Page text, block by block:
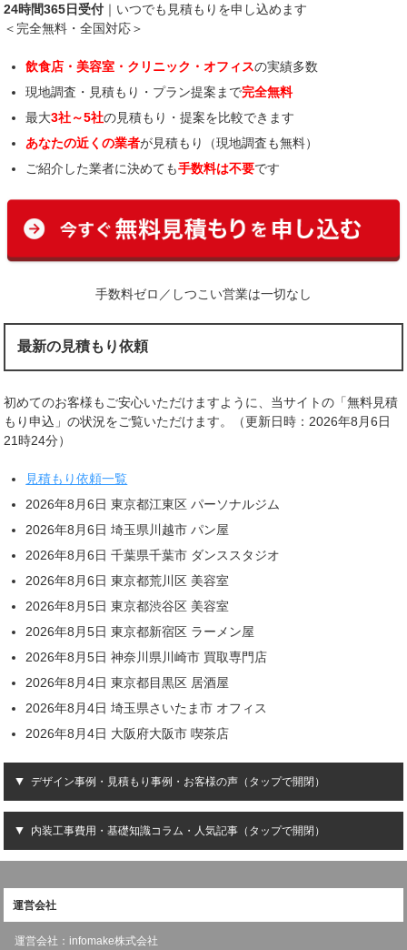
24時間365日受付 ｜いつでも見積もりを申し込めます
＜完全無料・全国対応＞
飲食店・美容室・クリニック・オフィスの実績多数
現地調査・見積もり・プラン提案まで完全無料
最大3社～5社の見積もり・提案を比較できます
あなたの近くの業者が見積もり（現地調査も無料）
ご紹介した業者に決めても手数料は不要です
手数料ゼロ／しつこい営業は一切なし
最新の見積もり依頼
初めてのお客様もご安心いただけますように、当サイトの「無料見積
もり申込」の状況をご覧いただけます。（更新日時：2026年8月6日
21時24分）
見積もり依頼一覧
2026年8月6日 東京都江東区 パーソナルジム
2026年8月6日 埼玉県川越市 パン屋
2026年8月6日 千葉県千葉市 ダンススタジオ
2026年8月6日 東京都荒川区 美容室
2026年8月5日 東京都渋谷区 美容室
2026年8月5日 東京都新宿区 ラーメン屋
2026年8月5日 神奈川県川崎市 買取専門店
2026年8月4日 東京都目黒区 居酒屋
2026年8月4日 埼玉県さいたま市 オフィス
2026年8月4日 大阪府大阪市 喫茶店
デザイン事例・見積もり事例・お客様の声（タップで開閉）
内装工事費用・基礎知識コラム・人気記事（タップで開閉）
運営会社
運営会社：infomake株式会社